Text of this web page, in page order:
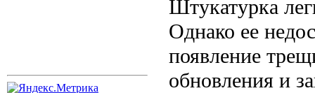
Штукатурка
Однако ее
появление
обновления и